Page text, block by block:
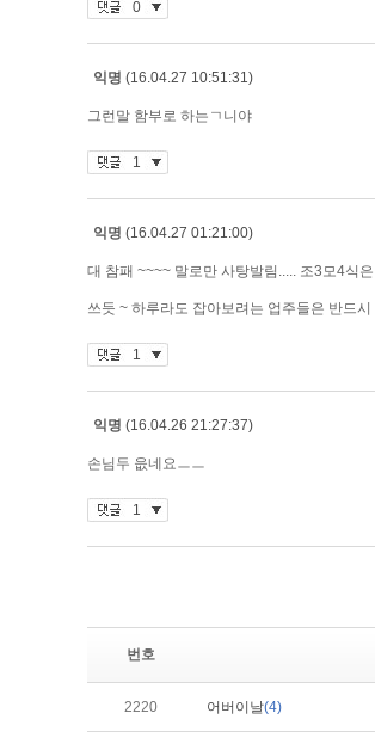
번호
2220 어버이날(4)